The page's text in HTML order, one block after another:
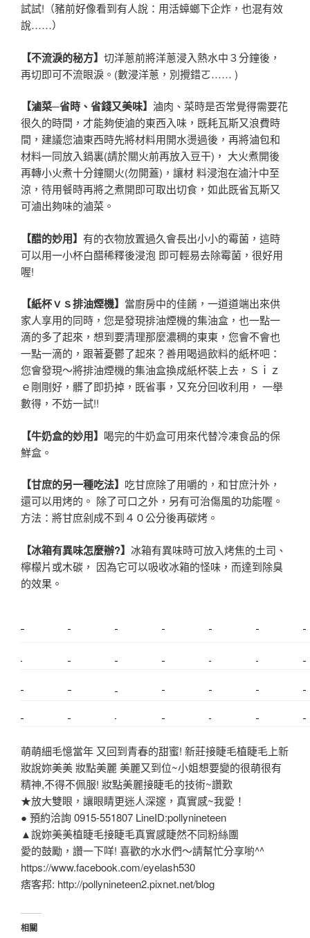
試試!（豬前好像看到有人說：用活蟑螂下企炸，也混有效
說……）
【不流淚的秘方】 切洋蔥前將洋蔥浸入熱水中３分鐘後，
再切即可不流眼淚。(數浸洋蔥，別攪錯ㄛ…… )
【滷菜─省時、省錢又美味】 滷肉、菜時是否常覺得需要花
很久的時間，才能夠使滷的東西入味，既耗瓦斯又浪費時
間，建議您滷東西時先將材料用開水燙過後，再將滷包和
材料一同放入鍋裏(請於關火前再放入豆干)， 大火煮開後
再轉小火煮十分鐘關火(勿開蓋)，讓材 料浸泡在滷汁中至
涼，待用餐時再將之煮開即可取出切食，如此既省瓦斯又
可滷出夠味的滷菜。
【醋的妙用】 有的衣物放置過久會長出小小的霉菌，這時
可以用一小杯白醋稀釋後浸泡 即可輕易去除霉菌，很好用
喔!
【紙杯ｖｓ排油煙機】 當廚房中的佳餚，一道道端出來供
家人享用的同時，您是發現排油煙機的集油盒，也一點一
滴的多了起來，想到要清理那麼濃稠的東東，您會不會也
一點一滴的，跟著憂鬱了起來？善用喝過飲料的紙杯吧：
您會發現～將排油煙機的集油盒換成紙杯裝上去，Ｓｉｚ
ｅ剛剛好，髒了即扔掉，既省事，又充分回收利用， 一舉
數得，不妨一試!!
【牛奶盒的妙用】 喝完的牛奶盒可用來代替冷凍食品的保
鮮盒。
【甘庶的另一種吃法】 吃甘庶除了用嚼的，和甘庶汁外，
還可以用烤的。 除了可口之外，另有可治傷風的功能喔。
方法：將甘庶剁成不到４０公分後再碳烤。
【冰箱有異味怎麼辦?】 冰箱有異味時可放入烤焦的土司、
檸檬片或木碳， 因為它可以吸收冰箱的怪味，而達到除臭
的效果。
萌萌細毛憶當年 又回到青春的甜蜜! 新莊接睫毛植睫毛上新
妝說妳美美 妝點美麗 美麗又到位~小姐想要變的很萌很有
精神,不得不佩服! 妝點美麗接睫毛的技術~讚歎
★放大雙眼，讓眼睛更迷人深邃，真實感~我愛！
● 預約洽詢 0915-551807 LineID:pollynineteen
▲說妳美美植睫毛接睫毛真實感睫然不同粉絲團
愛的鼓勵，讚一下咩! 喜歡的水水們～請幫忙分享喲^^
https://www.facebook.com/eyelash530
痞客邦: http://pollynineteen2.pixnet.net/blog
相關